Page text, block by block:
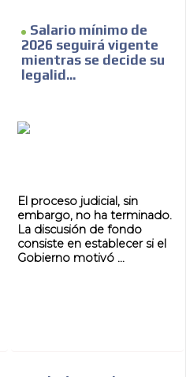
Salario mínimo de
2026 seguirá vigente
mientras se decide su
legalid...
El proceso judicial, sin
embargo, no ha terminado.
La discusión de fondo
consiste en establecer si el
Gobierno motivó ...